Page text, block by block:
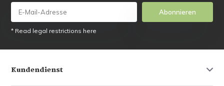
Abonnieren
* Read legal restrictions here
Kundendienst